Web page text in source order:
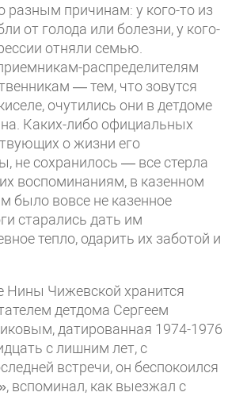
разным причинам: у кого-то из
от голода или болезни, у кого-
отняли семью.
распределителям
— тем, что зовутся
очутились они в детдоме
Каких-либо официальных
о жизни его
не сохранилось — все стерла
воспоминаниям, в казенном
было вовсе не казенное
старались дать им
тепло, одарить их заботой и
Нины Чижевской хранится
детдома Сергеем
датированная 1974-1976
с лишним лет, с
встречи, он беспокоился
вспоминал, как выезжал с